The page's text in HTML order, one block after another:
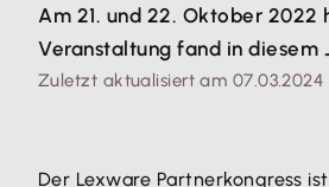
Am 21. und 22. Oktober 2022
Veranstaltung fand in diesem
Zuletzt aktualisiert am 07.03.2024
Der Lexware Partnerkongress